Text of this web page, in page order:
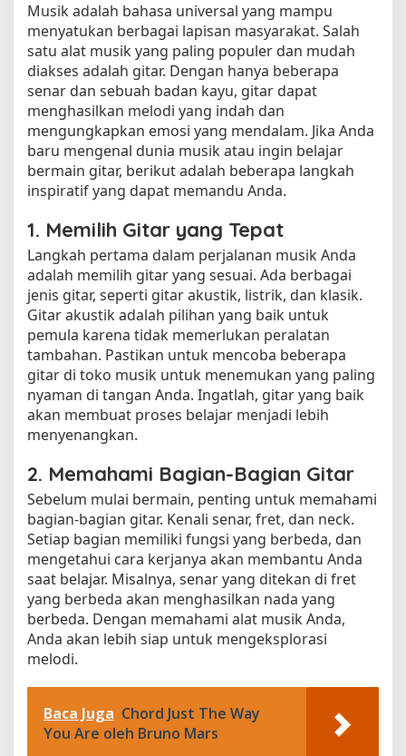
Musik adalah bahasa universal yang mampu
menyatukan berbagai lapisan masyarakat. Salah
satu alat musik yang paling populer dan mudah
diakses adalah gitar. Dengan hanya beberapa
senar dan sebuah badan kayu, gitar dapat
menghasilkan melodi yang indah dan
mengungkapkan emosi yang mendalam. Jika Anda
baru mengenal dunia musik atau ingin belajar
bermain gitar, berikut adalah beberapa langkah
inspiratif yang dapat memandu Anda.
1. Memilih Gitar yang Tepat
Langkah pertama dalam perjalanan musik Anda
adalah memilih gitar yang sesuai. Ada berbagai
jenis gitar, seperti gitar akustik, listrik, dan klasik.
Gitar akustik adalah pilihan yang baik untuk
pemula karena tidak memerlukan peralatan
tambahan. Pastikan untuk mencoba beberapa
gitar di toko musik untuk menemukan yang paling
nyaman di tangan Anda. Ingatlah, gitar yang baik
akan membuat proses belajar menjadi lebih
menyenangkan.
2. Memahami Bagian-Bagian Gitar
Sebelum mulai bermain, penting untuk memahami
bagian-bagian gitar. Kenali senar, fret, dan neck.
Setiap bagian memiliki fungsi yang berbeda, dan
mengetahui cara kerjanya akan membantu Anda
saat belajar. Misalnya, senar yang ditekan di fret
yang berbeda akan menghasilkan nada yang
berbeda. Dengan memahami alat musik Anda,
Anda akan lebih siap untuk mengeksplorasi
melodi.
Baca Juga Chord Just The Way
You Are oleh Bruno Mars